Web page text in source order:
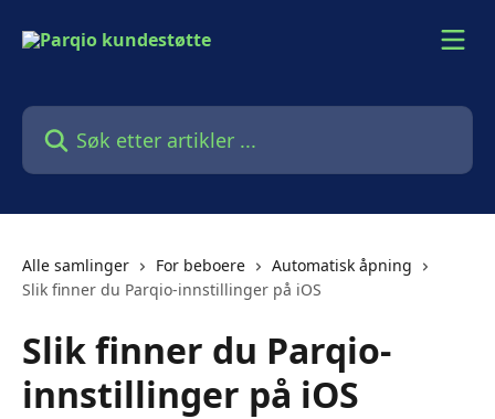
Søk etter artikler ...
Alle samlinger For beboere
Automatisk åpning
Slik finner du Parqio-innstillinger på iOS
Slik finner du Parqio-
innstillinger på iOS